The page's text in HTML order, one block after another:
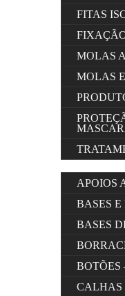
FITAS
MOLAS
MOLAS
APOIOS
BASES E
BASES
BOTÕES
CALHAS